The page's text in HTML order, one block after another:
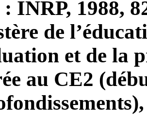
INRP, 1988,
de
et de la
au CE2